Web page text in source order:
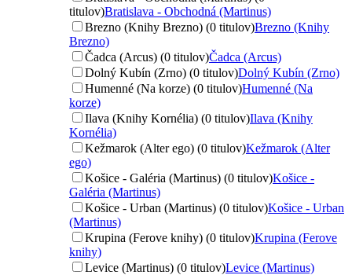
titulov)Bratislava - Obchodná (Martinus)
Brezno (Knihy Brezno) (0 titulov)Brezno (Knihy
Brezno)
Čadca (Arcus) (0 titulov)Čadca (Arcus)
Dolný Kubín (Zrno) (0 titulov)Dolný Kubín (Zrno)
Humenné (Na korze) (0 titulov)Humenné (Na
korze)
Ilava (Knihy Kornélia) (0 titulov)Ilava (Knihy
Kornélia)
Kežmarok (Alter ego) (0 titulov)Kežmarok (Alter
ego)
Košice - Galéria (Martinus) (0 titulov)Košice -
Galéria (Martinus)
Košice - Urban (Martinus) (0 titulov)Košice - Urban
(Martinus)
Krupina (Ferove knihy) (0 titulov)Krupina (Ferove
knihy)
Levice (Martinus) (0 titulov)Levice (Martinus)